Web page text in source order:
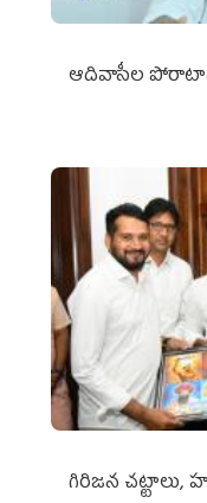
ఆదివాసీల
గిరిజన చట్టాలు,